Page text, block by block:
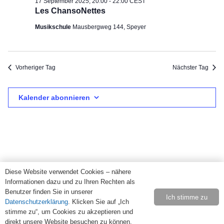
September
2025
Les ChansoNettes
Musikschule Mausbergweg 144, Speyer
Vorheriger Tag Nächster Tag
Kalender abonnieren
Diese Website verwendet Cookies – nähere
Informationen dazu und zu Ihren Rechten als
Benutzer finden Sie in unserer
Datenschutzerklärung. Klicken Sie auf „Ich
stimme zu“, um Cookies zu akzeptieren und
direkt unsere Website besuchen zu können.
Ich stimme zu